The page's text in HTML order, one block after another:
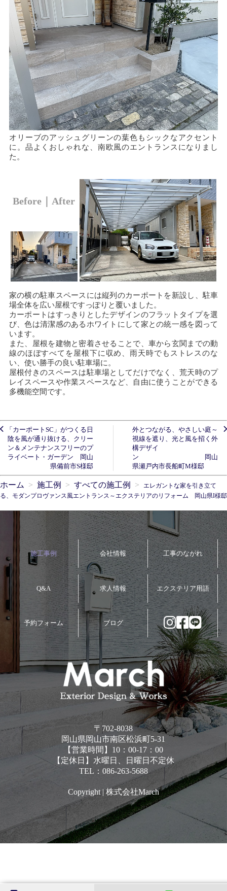
オリーブのアッシュグリーンの葉色もシックなアクセント
に。品よくおしゃれな、南欧風のエントランスになりまし
た。
Before｜After
家の横の駐車スペースには縦列のカーポートを新設し、駐車
場全体を広い屋根ですっぽりと覆いました。
カーポートはすっきりとしたデザインのフラットタイプを選
び、色は清潔感のあるホワイトにして家との統一感を図って
います。
また、屋根を建物と密着させることで、車から玄関までの動
線のほぼすべてを屋根下に収め、雨天時でもストレスのな
い、使い勝手の良い駐車場に。
屋根付きのスペースは駐車場としてだけでなく、荒天時のプ
レイスペースや作業スペースなど、自由に使うことができる
多機能空間です。
外とつながる、やさしい庭～
視線を遮り、光と風を招く外
構デザイ
ン 岡山
県瀬戸内市長船町M様邸
「カーポートSC」がつくる日
陰を風が通り抜ける、クリー
ン＆メンテナンスフリーのプ
ライベート・ガーデン 岡山
県備前市S様邸
ホーム 施工例 すべての施工例
エレガントな家を引き立て
る、モダンプロヴァンス風エントランス～エクステリアのリフォーム 岡山県I様邸
施工事例 会社情報 工事のながれ
Q&A 求人情報 エクステリア用語
予約フォーム ブログ
〒702-8038
岡山県岡山市南区松浜町5-31
【営業時間】10：00-17：00
【定休日】水曜日、日曜日不定休
TEL：086-263-5688
Copyright | 株式会社March